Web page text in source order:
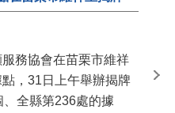
務協會在苗栗市維祥
，31日上午舉辦揭牌
全縣第236處的據
苗